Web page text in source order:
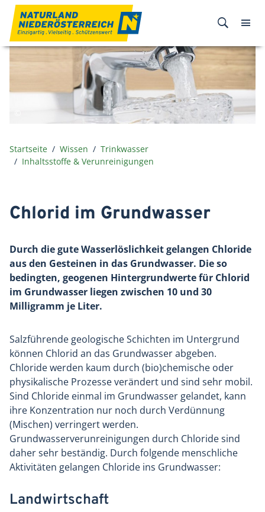
Zum Inhalt
Startseite Wissen
Trinkwasser
Inhaltsstoffe & Verunreinigungen
Chlorid im Grundwasser
Durch die gute Wasserlöslichkeit gelangen Chloride
aus den Gesteinen in das Grundwasser. Die so
bedingten, geogenen Hintergrundwerte für Chlorid
im Grundwasser liegen zwischen 10 und 30
Milligramm je Liter.
Salzführende geologische Schichten im Untergrund
können Chlorid an das Grundwasser abgeben.
Chloride werden kaum durch (bio)chemische oder
physikalische Prozesse verändert und sind sehr mobil.
Sind Chloride einmal im Grundwasser gelandet, kann
ihre Konzentration nur noch durch Verdünnung
(Mischen) verringert werden.
Grundwasserverunreinigungen durch Chloride sind
daher sehr beständig. Durch folgende menschliche
Aktivitäten gelangen Chloride ins Grundwasser:
Landwirtschaft